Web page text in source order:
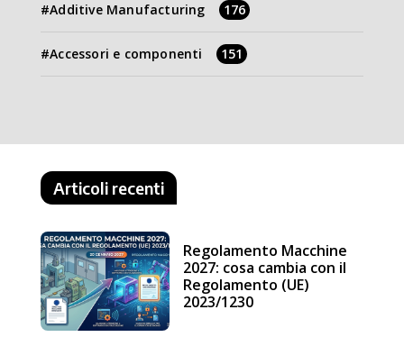
Additive Manufacturing 176
Accessori e componenti 151
Articoli recenti
Regolamento Macchine
2027: cosa cambia con il
Regolamento (UE)
2023/1230